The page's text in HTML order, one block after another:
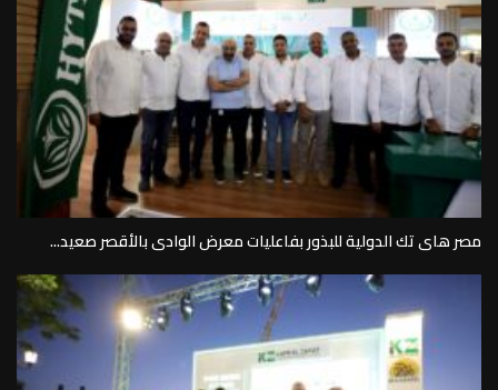
مصر هاى تك الدولية للبذور بفاعليات معرض الوادى بالأقصر صعيد...